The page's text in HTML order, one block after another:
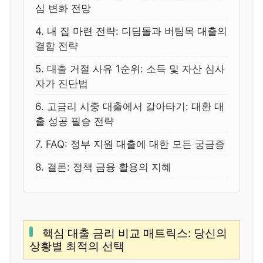
심 변화 전망
4. 내 집 마련 전략: 디딤돌과 버팀목 대출의
결합 전략
5. 대출 거절 사유 1순위: 소득 및 자산 심사
자가 진단법
6. 고금리 시중 대출에서 갈아타기: 대환 대
출 성공 필승 전략
7. FAQ: 정부 지원 대출에 대한 모든 궁금증
8. 결론: 정책 금융 활용의 지혜
핵심 대출 금리 비교 매트릭스: 당신의
상황별 최적의 선택